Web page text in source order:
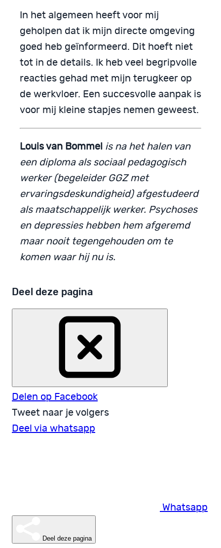
In het algemeen heeft voor mij
geholpen dat ik mijn directe omgeving
goed heb geïnformeerd. Dit hoeft niet
tot in de details. Ik heb veel begripvolle
reacties gehad met mijn terugkeer op
de werkvloer. Een succesvolle aanpak is
voor mij kleine stapjes nemen geweest.
Louis van Bommel is na het halen van
een diploma als sociaal pedagogisch
werker (begeleider GGZ met
ervaringsdeskundigheid) afgestudeerd
als maatschappelijk werker. Psychoses
en depressies hebben hem afgeremd
maar nooit tegengehouden om te
komen waar hij nu is.
Deel deze pagina
Delen op Facebook
Tweet naar je volgers
Deel via whatsapp
Whatsapp
Deel deze pagina